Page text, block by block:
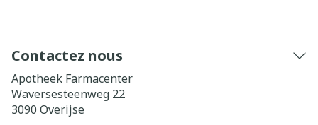
Contactez nous
Apotheek Farmacenter
Waversesteenweg 22
3090 Overijse